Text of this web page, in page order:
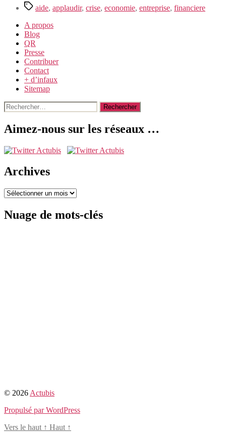
Étiquettes
aide, applaudir, crise, economie, entreprise, financiere
A propos
Blog
QR
Presse
Contribuer
Contact
+ d’infaux
Sitemap
Rechercher :
Aimez-nous sur les réseaux …
Archives
Archives
Nuage de mots-clés
© 2026 Actubis
Propulsé par WordPress
Vers le haut ↑ Haut ↑